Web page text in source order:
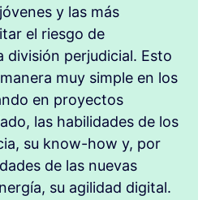
y las más
el riesgo de
división perjudicial. Esto
muy simple en los
en proyectos
las habilidades de los
su know-how y, por
de las nuevas
su agilidad digital.